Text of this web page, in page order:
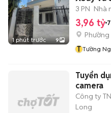
1 phút trước 9
3 PN Nhà
3,96 tỷ
Phường
T Tường
Tuyển
camera
Công ty
Long